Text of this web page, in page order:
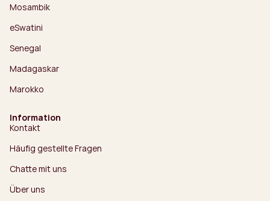
Mosambik
eSwatini
Senegal
Madagaskar
Marokko
Information
Kontakt
Häufig gestellte Fragen
Chatte mit uns
Über uns